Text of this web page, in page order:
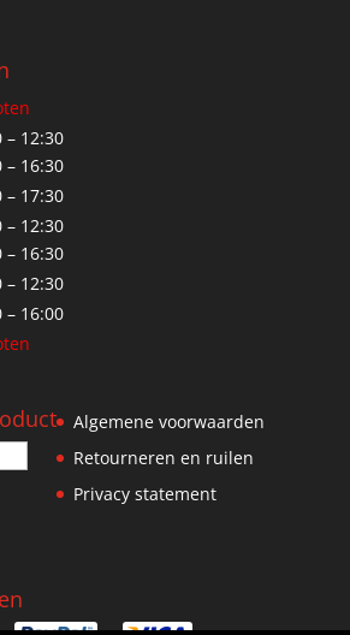
– 12:30
– 16:30
– 17:30
– 12:30
– 16:30
– 12:30
– 16:00
Algemene voorwaarden
Retourneren en ruilen
Privacy statement